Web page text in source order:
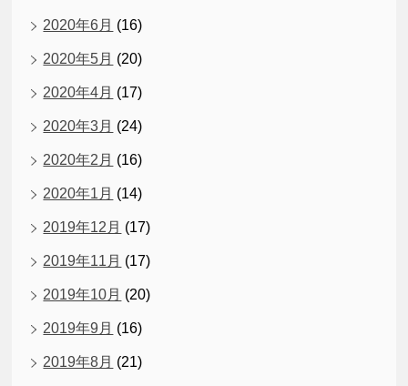
2020年6月 (16)
2020年5月 (20)
2020年4月 (17)
2020年3月 (24)
2020年2月 (16)
2020年1月 (14)
2019年12月 (17)
2019年11月 (17)
2019年10月 (20)
2019年9月 (16)
2019年8月 (21)